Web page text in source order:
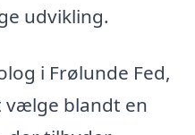
udvikling.
i Frølunde Fed,
vælge blandt en